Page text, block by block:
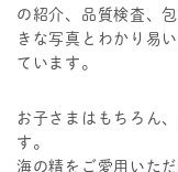
の紹介、品質検査、
きな写真とわかり易
ています。
お子さまはもちろん
す。
海の精をご愛用いた